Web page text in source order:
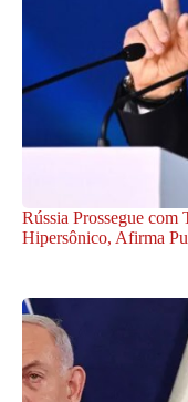
Rússia Prossegue com
Hipersônico, Afirma